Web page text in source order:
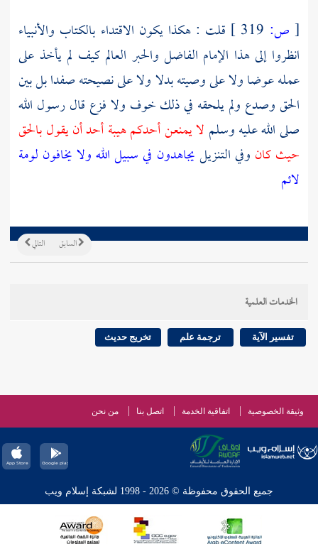
[ ص:
قلت : هكذا يكون الاقتداء بالكتاب والأنبياء
انظروا إلى هذا الإمام الفاضل والحبر العالم كيف لم يأخذ على
عمله عوضا ولا على وصيته بدلا ولا على نصيحته صفدا بل بين
الحق وصدع ولم يلحقه في ذلك خوف ولا فزع قال رسول الله
صلى الله عليه وسلم لا يمنعن أحدكم هيبة أحد أن يقول بالحق
حيث كان وفي التنزيليجاهدون في سبيل الله ولا يخافون لومة
لائم
التالي السابق
الخدمات العلمية
تفسير الآية ترجمة علم تخريج حديث
وثيقة الخصوصية اتفاقية الخدمة اتصل بنا من نحن
جميع الحقوق محفوظة © 2026 - 1998 لشبكة إسلام ويب